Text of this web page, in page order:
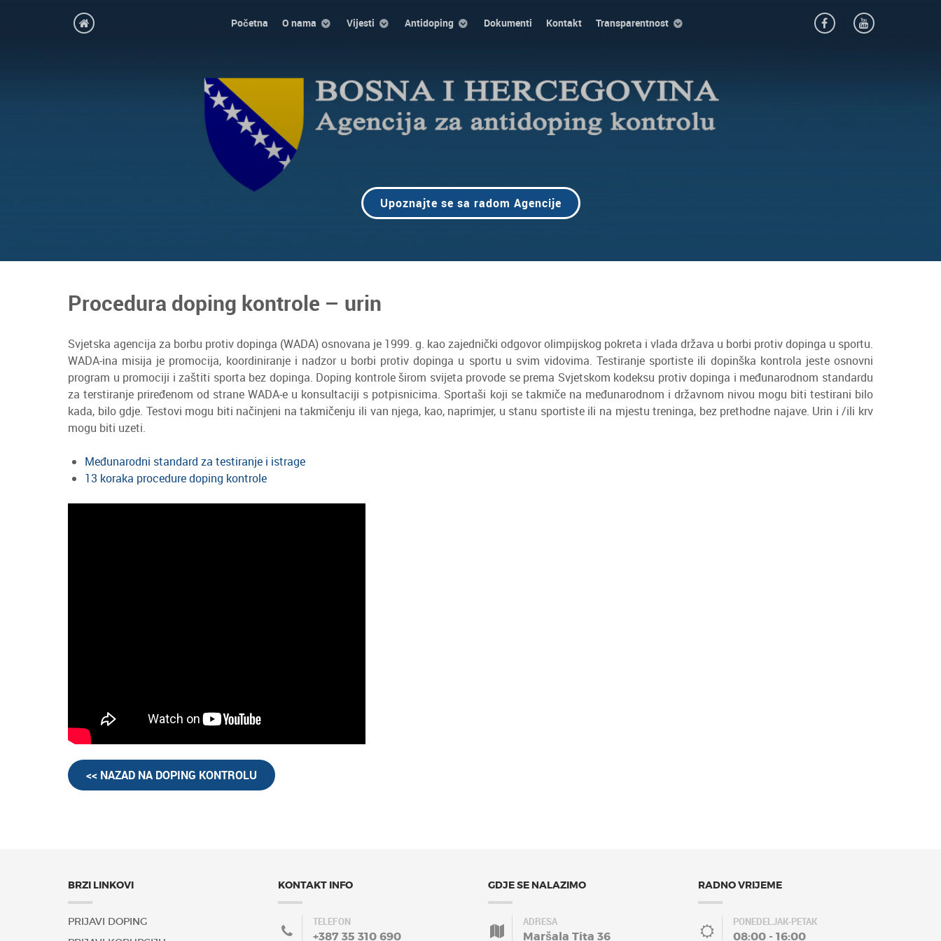
Početna O nama Vijesti Antidoping Dokumenti Kontakt Transparentnost
Upoznajte se sa radom Agencije
Procedura doping kontrole – urin
Svjetska agencija za borbu protiv dopinga (WADA) osnovana je 1999. g. kao zajednički odgovor olimpijskog pokreta i vlada država u borbi protiv dopinga u sportu.
WADA-ina misija je promocija, koordiniranje i nadzor u borbi protiv dopinga u sportu u svim vidovima. Testiranje sportiste ili dopinška kontrola jeste osnovni
program u promociji i zaštiti sporta bez dopinga. Doping kontrole širom svijeta provode se prema Svjetskom kodeksu protiv dopinga i međunarodnom standardu
za terstiranje priređenom od strane WADA-e u konsultaciji s potpisnicima. Sportaši koji se takmiče na međunarodnom i državnom nivou mogu biti testirani bilo
kada, bilo gdje. Testovi mogu biti načinjeni na takmičenju ili van njega, kao, naprimjer, u stanu sportiste ili na mjestu treninga, bez prethodne najave. Urin i /ili krv
mogu biti uzeti.
Međunarodni standard za testiranje i istrage
13 koraka procedure doping kontrole
<< NAZAD NA DOPING KONTROLU
BRZI LINKOVI
PRIJAVI DOPING
KONTAKT INFO
TELEFON
+387 35 310 690
GDJE SE NALAZIMO
ADRESA
Maršala Tita 36
RADNO VRIJEME
PONEDELJAK-PETAK
08:00 - 16:00